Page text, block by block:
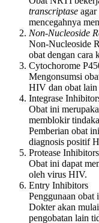
transcriptase
mencegahnya
Non-Nucleoside
Non-Nucleoside
obat dengan cara
Cytochorome
Mengonsumsi
HIV dan obat lain
Integrase
Obat ini
memblokir
Pemberian obat
diagnosis positif
Protease
Obat ini dapat
oleh virus HIV.
Entry Inhibitors
Penggunaan obat
Dokter akan
pengobatan lain